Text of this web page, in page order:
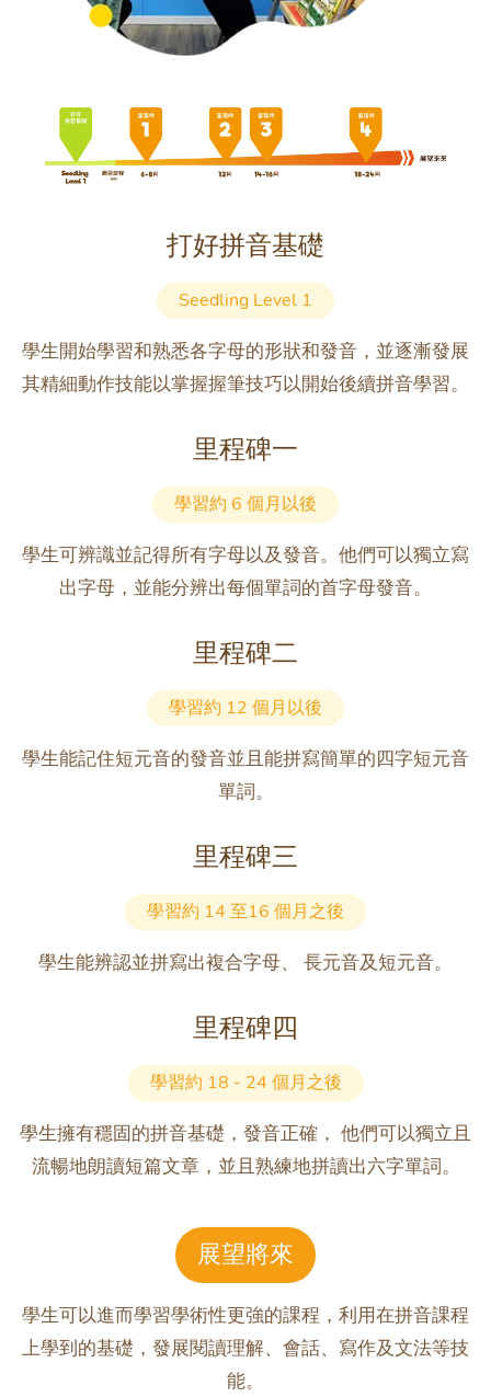
打好拼音基礎
Seedling Level 1
學生開始學習和熟悉各字母的形狀和發音，並逐漸發展
其精細動作技能以掌握握筆技巧以開始後續拼音學習。
里程碑一
學習約 6 個月以後
學生可辨識並記得所有字母以及發音。他們可以獨立寫
出字母，並能分辨出每個單詞的首字母發音。
里程碑二
學習約 12 個月以後
學生能記住短元音的發音並且能拼寫簡單的四字短元音
單詞。
里程碑三
學習約 14 至16 個月之後
學生能辨認並拼寫出複合字母、 長元音及短元音。
里程碑四
學習約 18 - 24 個月之後
學生擁有穩固的拼音基礎，發音正確， 他們可以獨立且
流暢地朗讀短篇文章，並且熟練地拼讀出六字單詞。
展望將來
學生可以進而學習學術性更強的課程，利用在拼音課程
上學到的基礎，發展閱讀理解、會話、寫作及文法等技
能。